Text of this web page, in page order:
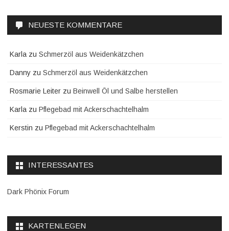
NEUESTE KOMMENTARE
Karlazu Schmerzöl aus Weidenkätzchen
Danny zu Schmerzöl aus Weidenkätzchen
Rosmarie Leiter zu Beinwell Öl und Salbe herstellen
Karlazu Pflegebad mit Ackerschachtelhalm
Kerstin zu Pflegebad mit Ackerschachtelhalm
INTERESSANTES
Dark Phönix Forum
KARTENLEGEN